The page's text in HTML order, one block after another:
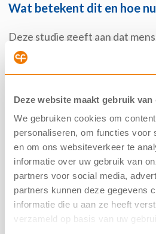
Deze website maakt gebruik van
We gebruiken cookies om
personaliseren, om functies voor
en om ons websiteverkeer te
informatie over uw gebruik van
partners voor social media,
partners kunnen deze gegevens
informatie die u aan ze heeft
verzameld op basis van uw
Wat betekent dit en hoe
Deze studie geeft aan dat
tenminste
is lastigomeenuitspraak te
deze mutatie. Wel is ditheel
discussie over de vergoeding
proefbehandelingen/of na het
minidarmpjes. De NCFS is
verschillende partijen.